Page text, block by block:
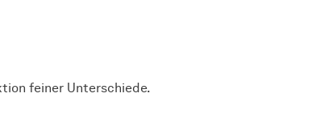
feiner Unterschiede.